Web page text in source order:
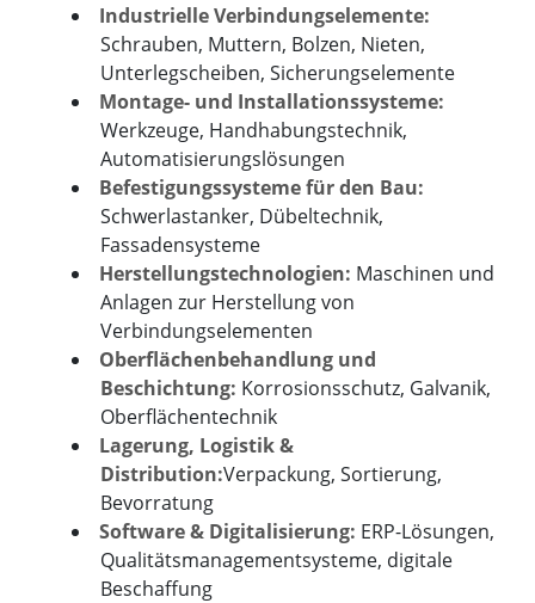
Industrielle Verbindungselemente:
Schrauben, Muttern, Bolzen, Nieten,
Unterlegscheiben, Sicherungselemente
Montage- und Installationssysteme:
Werkzeuge, Handhabungstechnik,
Automatisierungslösungen
Befestigungssysteme für den Bau:
Schwerlastanker, Dübeltechnik,
Fassadensysteme
Herstellungstechnologien: Maschinen und
Anlagen zur Herstellung von
Verbindungselementen
Oberflächenbehandlung und
Beschichtung: Korrosionsschutz, Galvanik,
Oberflächentechnik
Lagerung, Logistik &
Distribution:Verpackung, Sortierung,
Bevorratung
Software & Digitalisierung: ERP-Lösungen,
Qualitätsmanagementsysteme, digitale
Beschaffung